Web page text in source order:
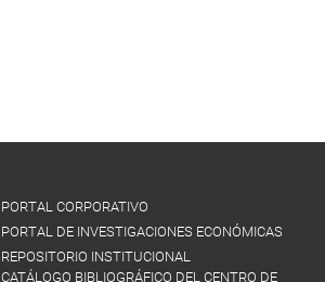
PORTAL CORPORATIVO
PORTAL DE INVESTIGACIONES ECONÓMICAS
REPOSITORIO INSTITUCIONAL
CATÁLOGO BIBLIOGRÁFICO DEL CENTRO DE